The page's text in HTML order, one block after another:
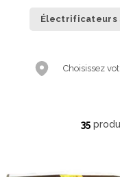
Électrificateurs
Choisissez
35